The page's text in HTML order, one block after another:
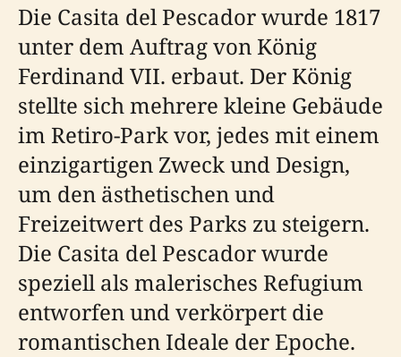
Die Casita del Pescador wurde 1817
unter dem Auftrag von König
Ferdinand VII. erbaut. Der König
stellte sich mehrere kleine Gebäude
im Retiro-Park vor, jedes mit einem
einzigartigen Zweck und Design,
um den ästhetischen und
Freizeitwert des Parks zu steigern.
Die Casita del Pescador wurde
speziell als malerisches Refugium
entworfen und verkörpert die
romantischen Ideale der Epoche.